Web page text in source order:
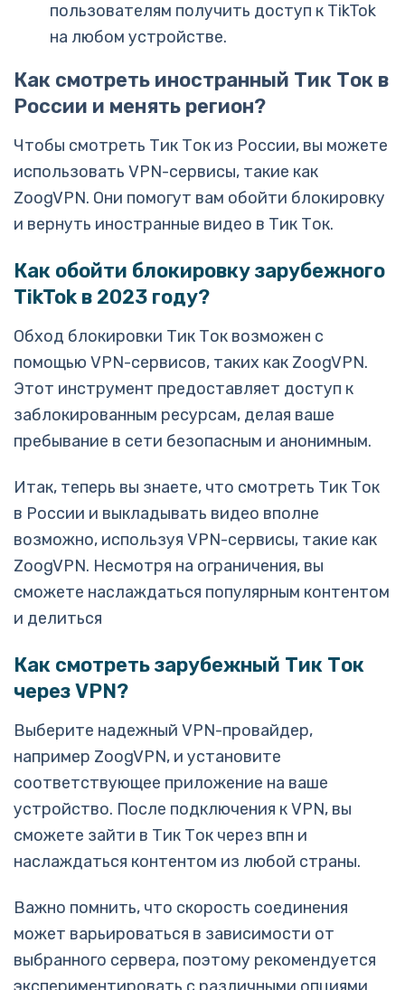
пользователям получить доступ к TikTok
на любом устройстве.
Как смотреть иностранный Тик Ток в
России и менять регион?
Чтобы смотреть Тик Ток из России, вы можете
использовать VPN-сервисы, такие как
ZoogVPN. Они помогут вам обойти блокировку
и вернуть иностранные видео в Тик Ток.
Как обойти блокировку зарубежного
TikTok в 2023 году?
Обход блокировки Тик Ток возможен с
помощью VPN-сервисов, таких как ZoogVPN.
Этот инструмент предоставляет доступ к
заблокированным ресурсам, делая ваше
пребывание в сети безопасным и анонимным.
Итак, теперь вы знаете, что смотреть Тик Ток
в России и выкладывать видео вполне
возможно, используя VPN-сервисы, такие как
ZoogVPN. Несмотря на ограничения, вы
сможете наслаждаться популярным контентом
и делиться
Как смотреть зарубежный Тик Ток
через VPN?
Выберите надежный VPN-провайдер,
например ZoogVPN, и установите
соответствующее приложение на ваше
устройство. После подключения к VPN, вы
сможете зайти в Тик Ток через впн и
наслаждаться контентом из любой страны.
Важно помнить, что скорость соединения
может варьироваться в зависимости от
выбранного сервера, поэтому рекомендуется